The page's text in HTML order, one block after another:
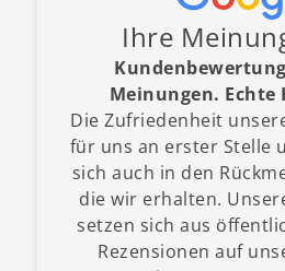
Ihre
Meinungen. Echte
Die Zufriedenheit
für uns an erster Stelle
sich auch in den
die wir erhalten.
setzen sich aus
Rezensionen auf